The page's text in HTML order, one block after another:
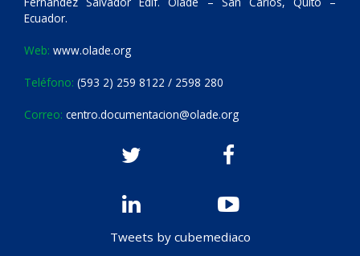
Ecuador.
Web: www.olade.org
Teléfono: (593 2) 259 8122 / 2598 280
Correo: centro.documentacion@olade.org
Tweets by cubemediaco